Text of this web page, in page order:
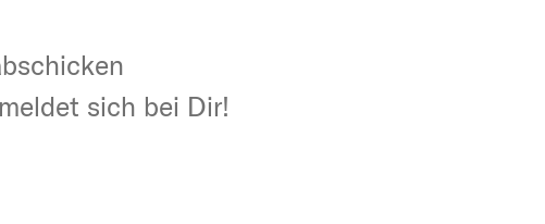
sich bei Dir!
sich bei Dir!